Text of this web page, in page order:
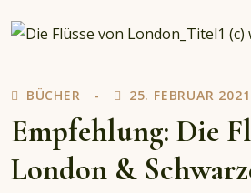
Namen
BÜCHER
25. FEBRUAR 2021
Empfehlung: Die
London &